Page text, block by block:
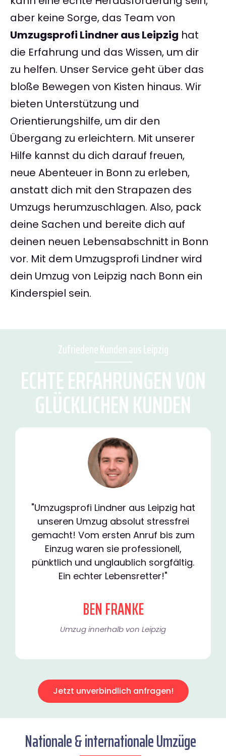
aber keine Sorge, das Team von
Umzugsprofi Lindner aus Leipzig hat
die Erfahrung und das Wissen, um dir
zu helfen. Unser Service geht über das
bloße Bewegen von Kisten hinaus. Wir
bieten Unterstützung und
Orientierungshilfe, um dir den
Übergang zu erleichtern. Mit unserer
Hilfe kannst du dich darauf freuen,
neue Abenteuer in Bonn zu erleben,
anstatt dich mit den Strapazen des
Umzugs herumzuschlagen. Also, pack
deine Sachen und bereite dich auf
deinen neuen Lebensabschnitt in Bonn
vor. Mit dem Umzugsprofi Lindner wird
dein Umzug von Leipzig nach Bonn ein
Kinderspiel sein.
Zufriedene Kunden aus Leipzig
ECHTE ERFAHRUNGEN VON
GLÜCKLICHEN KUNDEN
"Umzugsprofi Lindner aus Leipzig hat
unseren Umzug absolut stressfrei
gemacht! Vom ersten Anruf bis zum
Einzug waren sie professionell,
pünktlich und unglaublich sorgfältig.
Ein echter Lebensretter!"
BEN FRANKE
Umzug innerhalb von Leipzig​
Jetzt unverbindlich anfragen!
Nationale & internationale Umzüge